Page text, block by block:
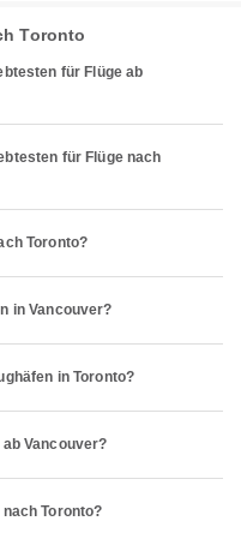
Toronto
für Flüge ab
für Flüge nach
Toronto?
in Vancouver?
in Toronto?
Vancouver?
Toronto?